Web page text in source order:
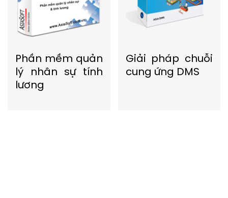
Phần mềm quản
lý nhân sự tính
lương
Giải pháp chuỗi
cung ứng DMS